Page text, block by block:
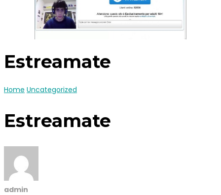
Estreamate
Home Uncategorized
Estreamate
admin